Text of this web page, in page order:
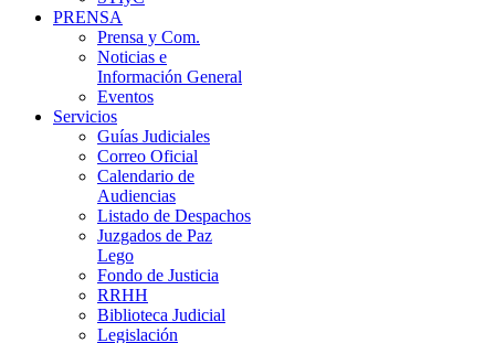
PRENSA
Prensa y Com.
Noticias e
Información General
Eventos
Servicios
Guías Judiciales
Correo Oficial
Calendario de
Audiencias
Listado de Despachos
Juzgados de Paz
Lego
Fondo de Justicia
RRHH
Biblioteca Judicial
Legislación